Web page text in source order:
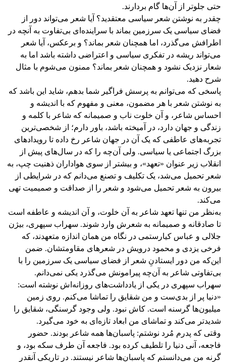
حتی جلوتر از آن‌ها گام بردارند.
چقدر به نوشتن شعر سیاسی معتقدید؟ آیا شعر می‌تواند دور از
فضای سیاسی یک سرزمین بماند با سراینده‌ای بی‌تفاوت به آنچه در
اطرافش می‌گذرد، اما همچنان شعر بماند؟ و برعکس، آیا شعر
می‌تواند ریشه در تفکری سیاسی و اعتراضی داشته باشد اما به
شعار نزدیک نشود و همچنان شعر بماند؟ ممنون می‌شوم با مثال
شرح دهید.
پاسخی که می‌توانم به پرسش فراگیر شما بدهم، شاید این باشد که
به نوشتن شعر با هر مضمون، معنی و مفهوم که با اندیشه و
احساس شاعر، و آن خلوت ناب و صمیمانه که شاعر با کلمه و
زندگی و جهان دارد، در آمیخته باشد، باور دارم؛ از شخصی‌ترین
تجربه‌های عاطفی که یک آن در جهان شاعر رخ داده تا رویدادهای
بزرگ اجتماعی یا سیاسی. ولی آن‌چه را که در سال‌های پیش از
انقلاب زیر عنوان «تعهد»، و بیشتر از سوی هواداران ذهنیت چپ، به
شعر تحمیل می‌شد، یک تکلیف و تصنع می‌دانم که در شرایطی از
بیرون به شعر تحمیل می‌شود و شعر را از صداقت و صمیمیت تهی
می‌کند.
به‌نظر من تنها تعهد شاعر به آن خلوت، و آن اندیشه و عاطفه است
تا صادقانه و صمیمانه به شعرش وارد شوند. سهراب سپهری، بیژن
جلالی و عباس کیارستمی در نگاه من همان‌ اندازه متعهدند، که
فرخی یزدی و محمود درویش در شعرهای مقاومتشان. ضمن
این‌که من دور ایستادنِ شعر از فضای سیاسی یک سرزمین را با
بی‌تفاوتی شاعر به آن‌چه پیرامونش می‌گذرد یکی نمی‌دانم.
سهراب سپهری در یکی از یادداشت‌های روزانه‌اش نوشته است:
«دنیا پر از بدی‌ست و من شقایق را تماشا می‌کنم. روی زمین
میلیون‌ها گرسنه است. کاش نبود. ولی وجود گرسنگی، شقایق را
شدیدتر می‌کند و تماشای من ابعاد تازه‌ای به خود می‌گیرد.
وقتی که پدرم مُرد نوشتم: پاسبان‌ها همه شاعر بودند. حضور
فاجعه، آنی دنیا را تلطیف کرده بود. فاجعه آن طرف سکه بود، و
گرنه من می‌دانستم که پاسبان‌ها شاعر نیستند. در تاریکی آنقدر